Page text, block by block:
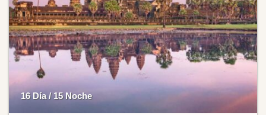
16 Día / 15 Noche